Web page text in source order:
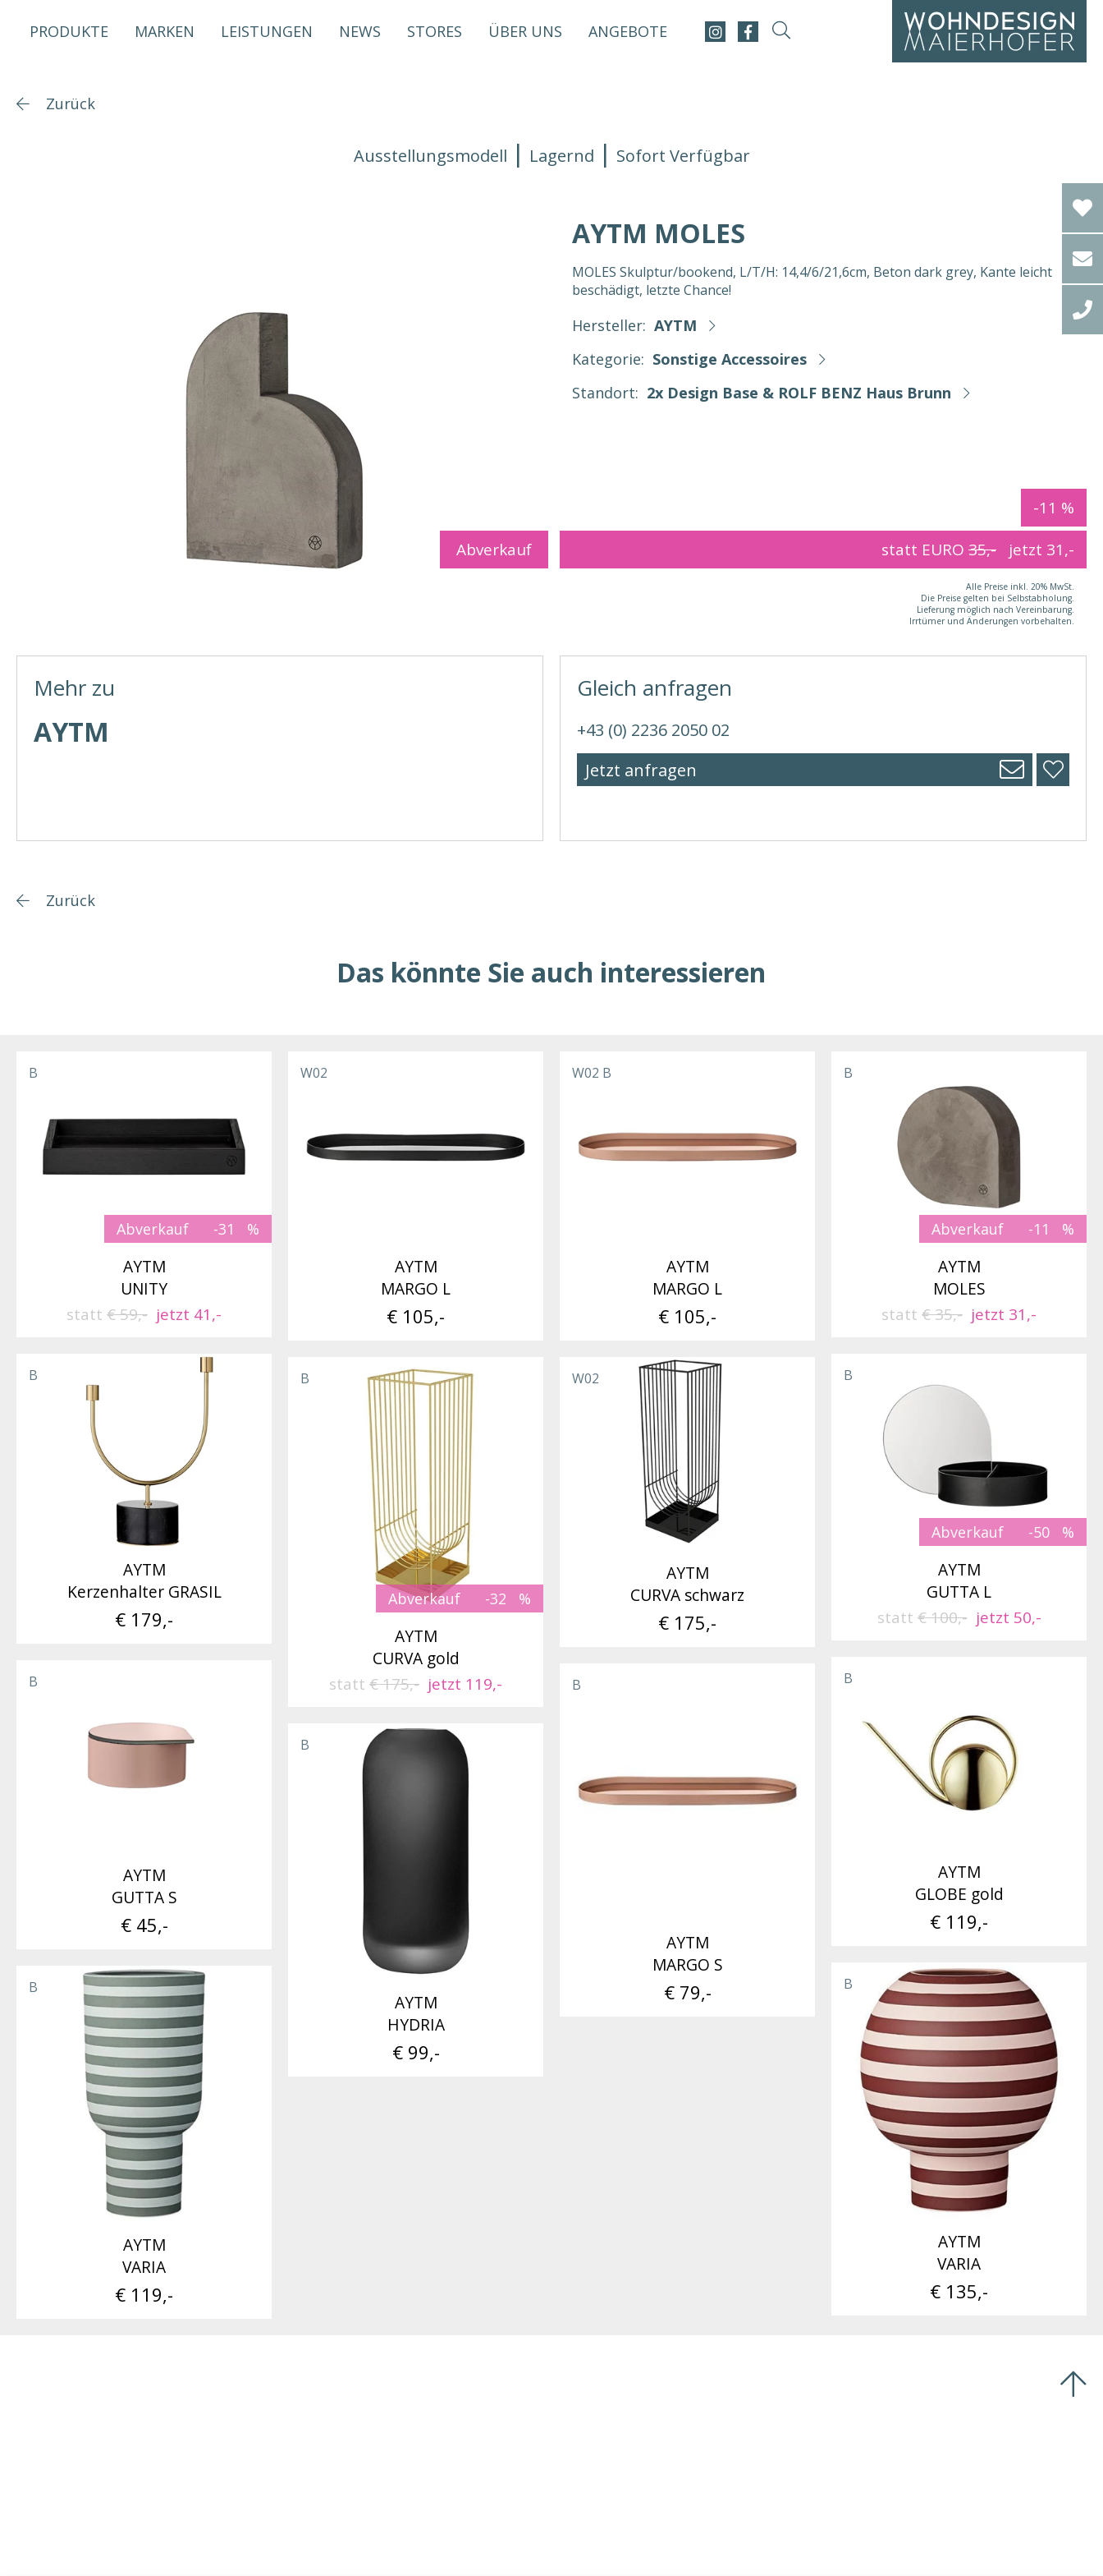
PRODUKTE MARKEN LEISTUNGEN NEWS STORES ÜBER UNS ANGEBOTE
Zurück
Ausstellungsmodell Lagernd Sofort Verfügbar
AYTM MOLES
MOLES Skulptur/bookend, L/T/H: 14,4/6/21,6cm, Beton dark grey, Kante leicht
beschädigt, letzte Chance!
Hersteller: AYTM
Kategorie: Sonstige Accessoires
Standort: 2x Design Base & ROLF BENZ Haus Brunn
-11 %
statt EURO 35,- jetzt 31,-
Abverkauf
Alle Preise inkl. 20% MwSt.
Die Preise gelten bei Selbstabholung.
Lieferung möglich nach Vereinbarung.
Irrtümer und Änderungen vorbehalten.
Mehr zu
AYTM
Gleich anfragen
+43 (0) 2236 2050 02
Jetzt anfragen
Zurück
Das könnte Sie auch interessieren
Abverkauf -31
B
AYTM
UNITY
statt € 59,- jetzt 41,-
W02
AYTM
MARGO L
€ 105,-
W02 B
AYTM
MARGO L
€ 105,-
Abverkauf -11
B
AYTM
MOLES
statt € 35,- jetzt 31,-
B
AYTM
Kerzenhalter GRASIL
€ 179,-
Abverkauf -50
B
AYTM
GUTTA L
statt€ 100,- jetzt 50,-
Abverkauf -32
B
AYTM
CURVA gold
statt € 175,- jetzt 119,-
W02
AYTM
CURVA schwarz
€ 175,-
B
AYTM
GLOBE gold
€ 119,-
B
AYTM
GUTTA S
€ 45,-
B
AYTM
MARGO S
€ 79,-
B
AYTM
HYDRIA
€ 99,-
B
AYTM
VARIA
€ 135,-
B
AYTM
VARIA
€ 119,-